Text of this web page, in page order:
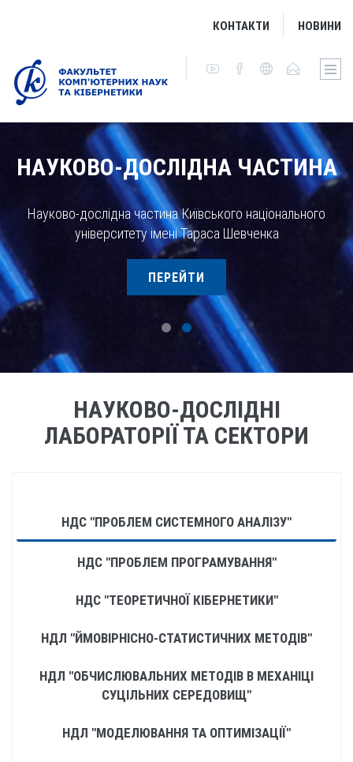
КОНТАКТИ НОВИНИ
НАУКОВО-ДОСЛІДНА ЧАСТИНА
Науково-дослідна частина Київського національного
університету імені Тараса Шевченка
ПЕРЕЙТИ
НАУКОВО-ДОСЛІДНІ
ЛАБОРАТОРІЇ ТА СЕКТОРИ
НДС "ПРОБЛЕМ СИСТЕМНОГО АНАЛІЗУ"
НДС "ПРОБЛЕМ ПРОГРАМУВАННЯ"
НДС "ТЕОРЕТИЧНОЇ КІБЕРНЕТИКИ"
НДЛ "ЙМОВІРНIСНО-СТАТИСТИЧНИХ МЕТОДІВ"
НДЛ "ОБЧИСЛЮВАЛЬНИХ МЕТОДІВ В МЕХАНІЦІ
СУЦІЛЬНИХ СЕРЕДОВИЩ"
НДЛ "МОДЕЛЮВАННЯ ТА ОПТИМІЗАЦІЇ"